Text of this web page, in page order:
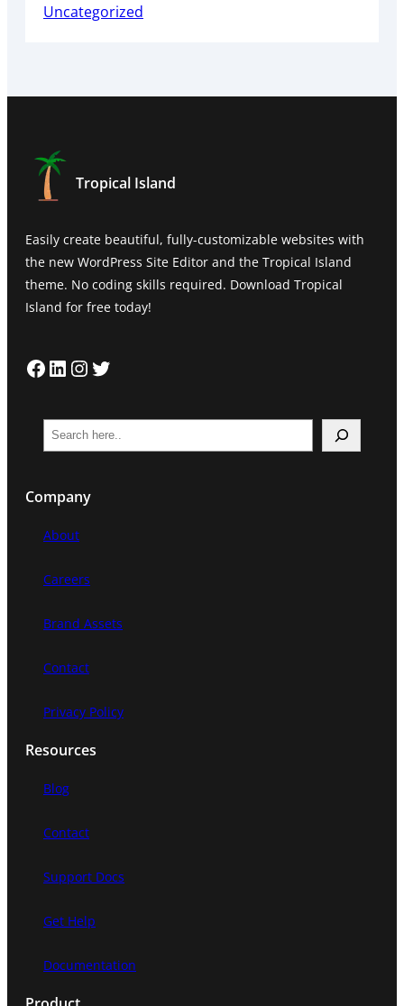
Uncategorized
Tropical Island
Easily create beautiful, fully-customizable websites with
the new WordPress Site Editor and the Tropical Island
theme. No coding skills required. Download Tropical
Island for free today!
Facebook LinkedIn InstagramTwitter
e
r
c
Company
About
Careers
Brand Assets
Contact
Privacy Policy
Resources
Blog
Contact
Support Docs
Get Help
Documentation